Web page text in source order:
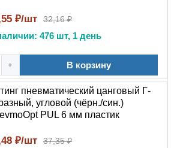
90°)
нажимной быстроразъемный
втулки: полиоксиметилен
кольца: нержавеющая сталь
нитрильный каучук (NBR)
₽/шт 32,16 ₽
476 шт, 1 день
+ В корзину
пневматический цанговый Г-
угловой (чёрн./син.)
PUL 6 мм пластик
₽/шт 37,35 ₽